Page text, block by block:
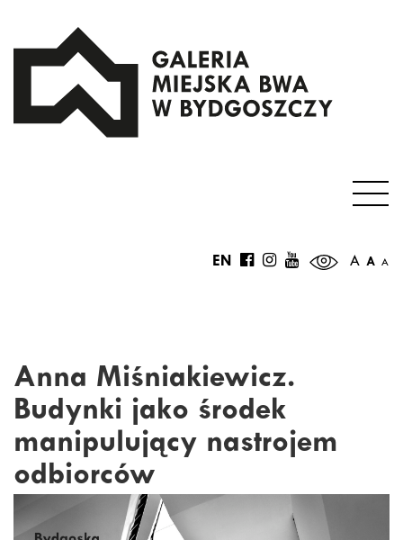
A A A
EN
Anna Miśniakiewicz.
Budynki jako środek
manipulujący nastrojem
odbiorców